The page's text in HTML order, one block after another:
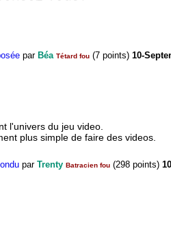
par Béa Tétard fou (7 points) 10-
l'univers du jeu video.
plus simple de faire des videos.
par Trenty Batracien fou (298 points)